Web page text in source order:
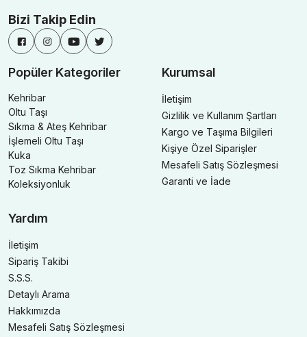
Bizi Takip Edin
Popüler Kategoriler
Kehribar
Oltu Taşı
Sıkma & Ateş Kehribar
İşlemeli Oltu Taşı
Kuka
Toz Sıkma Kehribar
Koleksiyonluk
Kurumsal
İletişim
Gizlilik ve Kullanım Şartları
Kargo ve Taşıma Bilgileri
Kişiye Özel Siparişler
Mesafeli Satış Sözleşmesi
Garanti ve İade
Yardım
İletişim
Sipariş Takibi
S.S.S.
Detaylı Arama
Hakkımızda
Mesafeli Satış Sözleşmesi